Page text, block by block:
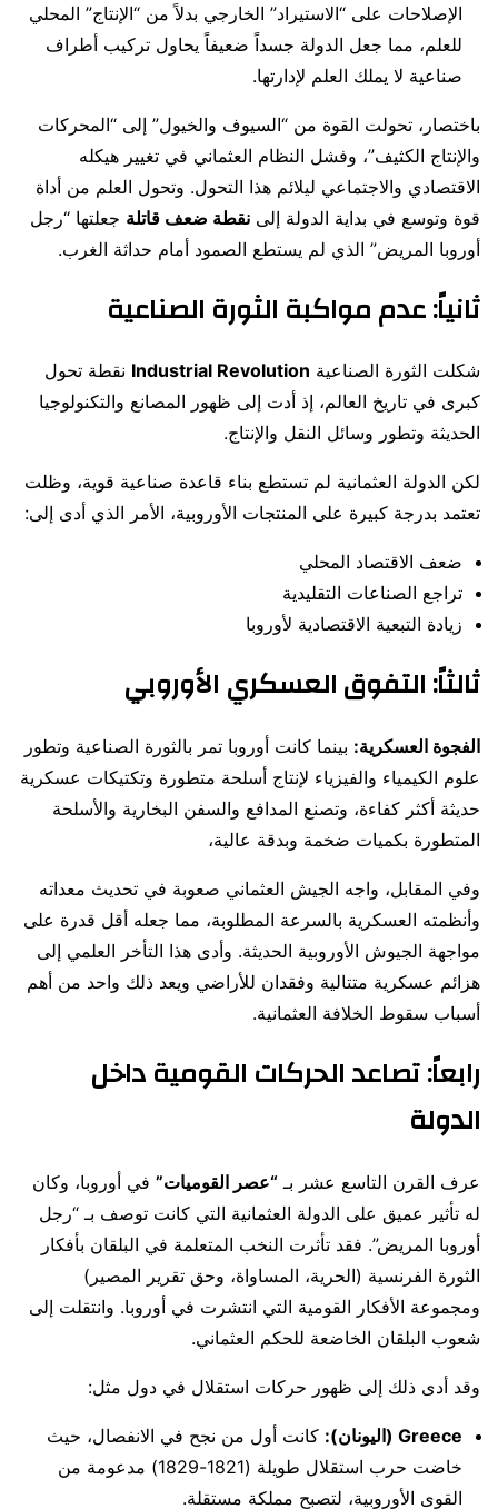
الإصلاحات على “الاستيراد” الخارجي بدلاً من “الإنتاج” المحلي
للعلم، مما جعل الدولة جسداً ضعيفاً يحاول تركيب أطراف
صناعية لا يملك العلم لإدارتها.
باختصار، تحولت القوة من “السيوف والخيول” إلى “المحركات
والإنتاج الكثيف”، وفشل النظام العثماني في تغيير هيكله
الاقتصادي والاجتماعي ليلائم هذا التحول. وتحول العلم من أداة
قوة وتوسع في بداية الدولة إلى نقطة ضعف قاتلة جعلتها “رجل
أوروبا المريض” الذي لم يستطع الصمود أمام حداثة الغرب.
ثانياً: عدم مواكبة الثورة الصناعية
شكلت الثورة الصناعية Industrial Revolution نقطة تحول
كبرى في تاريخ العالم، إذ أدت إلى ظهور المصانع والتكنولوجيا
الحديثة وتطور وسائل النقل والإنتاج.
لكن الدولة العثمانية لم تستطع بناء قاعدة صناعية قوية، وظلت
تعتمد بدرجة كبيرة على المنتجات الأوروبية، الأمر الذي أدى إلى:
ضعف الاقتصاد المحلي
تراجع الصناعات التقليدية
زيادة التبعية الاقتصادية لأوروبا
ثالثاً: التفوق العسكري الأوروبي
الفجوة العسكرية: بينما كانت أوروبا تمر بالثورة الصناعية وتطور
علوم الكيمياء والفيزياء لإنتاج أسلحة متطورة وتكتيكات عسكرية
حديثة أكثر كفاءة، وتصنع المدافع والسفن البخارية والأسلحة
المتطورة بكميات ضخمة وبدقة عالية،
وفي المقابل، واجه الجيش العثماني صعوبة في تحديث معداته
وأنظمته العسكرية بالسرعة المطلوبة، مما جعله أقل قدرة على
مواجهة الجيوش الأوروبية الحديثة. وأدى هذا التأخر العلمي إلى
هزائم عسكرية متتالية وفقدان للأراضي ويعد ذلك واحد من أهم
أسباب سقوط الخلافة العثمانية.
رابعاً: تصاعد الحركات القومية داخل
الدولة
عرف القرن التاسع عشر بـ “عصر القوميات” في أوروبا، وكان
له تأثير عميق على الدولة العثمانية التي كانت توصف بـ “رجل
أوروبا المريض”. فقد تأثرت النخب المتعلمة في البلقان بأفكار
الثورة الفرنسية (الحرية، المساواة، وحق تقرير المصير)
ومجموعة الأفكار القومية التي انتشرت في أوروبا. وانتقلت إلى
شعوب البلقان الخاضعة للحكم العثماني.
وقد أدى ذلك إلى ظهور حركات استقلال في دول مثل:
Greece (اليونان):
كانت أول من نجح في الانفصال، حيث
خاضت حرب استقلال طويلة (1821-1829) مدعومة من
القوى الأوروبية، لتصبح مملكة مستقلة.